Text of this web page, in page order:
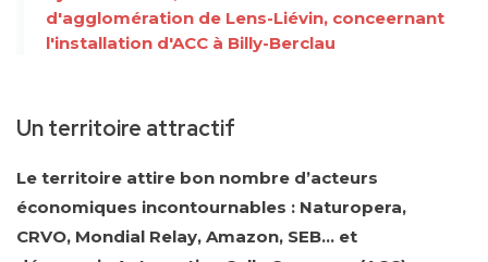
d'agglomération de Lens-Liévin, conceernant
l'installation d'ACC à Billy-Berclau
Un territoire attractif
Le territoire attire bon nombre d’acteurs
économiques incontournables : Naturopera,
CRVO, Mondial Relay, Amazon, SEB… et